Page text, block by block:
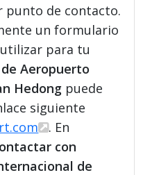
de contacto.
un formulario
para tu
Aeropuerto
Hedong puede
siguiente
. En
con
de